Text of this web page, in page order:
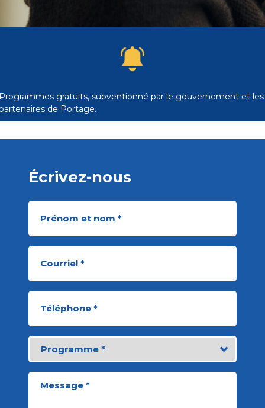
gratuits, subventionné par le gouvernement et les
de Portage.
Écrivez-nous
Nom
(Required)
Email
(Required)
Phone
(Required)
J'aimerais
plus
d'informations
sur...